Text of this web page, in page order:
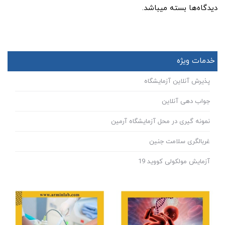
دیدگاه‌ها بسته میباشد.
خدمات ویژه
پذیرش آنلاین آزمایشگاه
جواب دهی آنلاین
نمونه گیری در محل آزمایشگاه آرمین
غربالگری سلامت جنین
آزمایش مولکولی کووید 19